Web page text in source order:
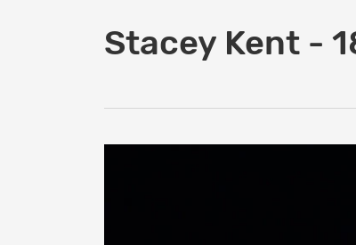
Stacey Kent -